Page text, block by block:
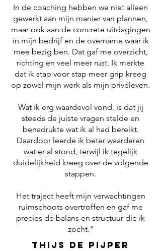
In de coaching hebben we niet alleen
gewerkt aan mijn manier van plannen,
maar ook aan de concrete uitdagingen
in mijn bedrijf en de overname waar ik
mee bezig ben. Dat gaf me overzicht,
richting en veel meer rust. Ik merkte
dat ik stap voor stap meer grip kreeg
op zowel mijn werk als mijn privéleven.
Wat ik erg waardevol vond, is dat jij
steeds de juiste vragen stelde en
benadrukte wat ik al had bereikt.
Daardoor leerde ik beter waarderen
wat er al stond, terwijl ik tegelijk
duidelijkheid kreeg over de volgende
stappen.
Het traject heeft mijn verwachtingen
ruimschoots overtroffen en gaf me
precies de balans en structuur die ik
zocht."
thijs de pijper